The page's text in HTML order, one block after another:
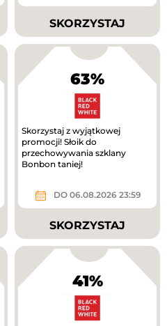
SKORZYSTAJ
63%
Skorzystaj z wyjątkowej
promocji! Słoik do
przechowywania szklany
Bonbon taniej!
DO 06.08.2026 23:59
SKORZYSTAJ
41%